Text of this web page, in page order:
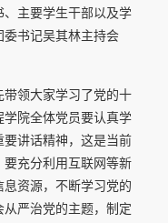
、主要学生干部以及学
委书记吴其林主持会
领大家学习了党的十
学院全体党员要认真学
讲话精神，这是当前
充分利用互联网等新
资源，不断学习党的
严治党的主题，制定